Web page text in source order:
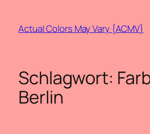
springen
Actual Colors May Vary {ACMV}
Schlagwort:
Berlin